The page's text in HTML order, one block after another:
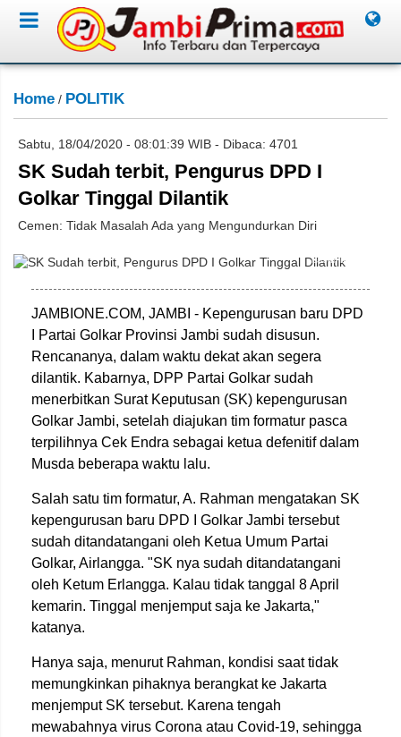
Home / POLITIK
Sabtu, 18/04/2020 - 08:01:39 WIB - Dibaca: 4701
SK Sudah terbit, Pengurus DPD I
Golkar Tinggal Dilantik
Cemen: Tidak Masalah Ada yang Mengundurkan Diri
ist/Jambione.com
JAMBIONE.COM, JAMBI - Kepengurusan baru DPD
I Partai Golkar Provinsi Jambi sudah disusun.
Rencananya, dalam waktu dekat akan segera
dilantik. Kabarnya, DPP Partai Golkar sudah
menerbitkan Surat Keputusan (SK) kepengurusan
Golkar Jambi, setelah diajukan tim formatur pasca
terpilihnya Cek Endra sebagai ketua defenitif dalam
Musda beberapa waktu lalu.
Salah satu tim formatur, A. Rahman mengatakan SK
kepengurusan baru DPD I Golkar Jambi tersebut
sudah ditandatangani oleh Ketua Umum Partai
Golkar, Airlangga. "SK nya sudah ditandatangani
oleh Ketum Erlangga. Kalau tidak tanggal 8 April
kemarin. Tinggal menjemput saja ke Jakarta,"
katanya.
Hanya saja, menurut Rahman, kondisi saat tidak
memungkinkan pihaknya berangkat ke Jakarta
menjemput SK tersebut. Karena tengah
mewabahnya virus Corona atau Covid-19, sehingga